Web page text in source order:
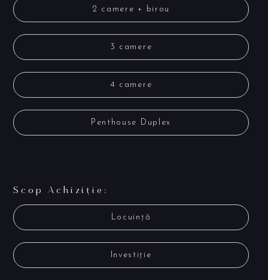
2 camere + birou
3 camere
4 camere
Penthouse Duplex
Scop Achiziție:
Locuință
Investiție